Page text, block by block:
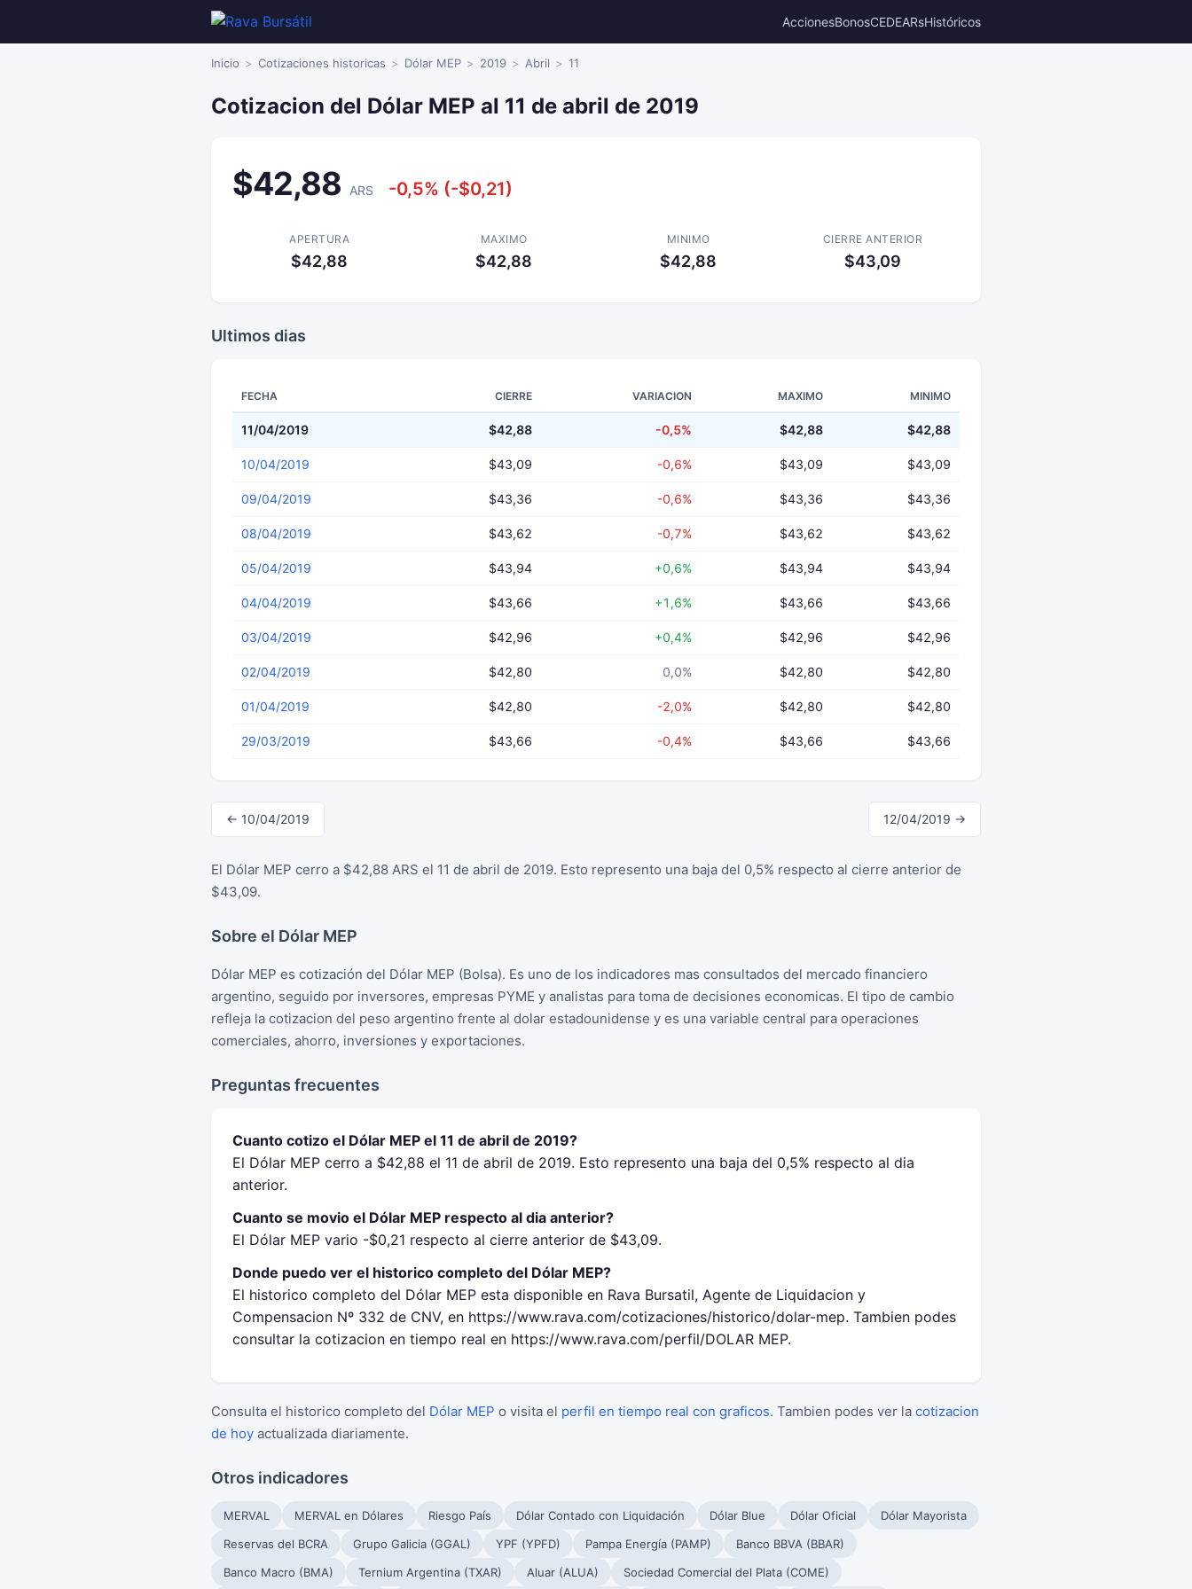
AccionesBonosCEDEARsHistóricos
Inicio Cotizaciones historicas Dólar MEP 2019 Abril 11
Cotizacion del Dólar MEP al 11 de abril de 2019
$42,88 ARS -0,5% (-$0,21)
APERTURA
$42,88
MAXIMO
$42,88
MINIMO
$42,88
CIERRE ANTERIOR
$43,09
Ultimos dias
FECHA CIERRE VARIACION MAXIMO MINIMO
11/04/2019 $42,88 -0,5% $42,88 $42,88
10/04/2019 $43,09 -0,6% $43,09 $43,09
09/04/2019 $43,36 -0,6% $43,36 $43,36
08/04/2019 $43,62 -0,7% $43,62 $43,62
05/04/2019 $43,94 +0,6% $43,94 $43,94
04/04/2019 $43,66 +1,6% $43,66 $43,66
03/04/2019 $42,96 +0,4% $42,96 $42,96
02/04/2019 $42,80 0,0% $42,80 $42,80
01/04/2019 $42,80 -2,0% $42,80 $42,80
29/03/2019 $43,66 -0,4% $43,66 $43,66
← 10/04/2019 12/04/2019 →
El Dólar MEP cerro a $42,88 ARS el 11 de abril de 2019. Esto represento una baja del 0,5% respecto al cierre anterior de
$43,09.
Sobre el Dólar MEP
Dólar MEP es cotización del Dólar MEP (Bolsa). Es uno de los indicadores mas consultados del mercado financiero
argentino, seguido por inversores, empresas PYME y analistas para toma de decisiones economicas. El tipo de cambio
refleja la cotizacion del peso argentino frente al dolar estadounidense y es una variable central para operaciones
comerciales, ahorro, inversiones y exportaciones.
Preguntas frecuentes
Cuanto cotizo el Dólar MEP el 11 de abril de 2019?
El Dólar MEP cerro a $42,88 el 11 de abril de 2019. Esto represento una baja del 0,5% respecto al dia
anterior.
Cuanto se movio el Dólar MEP respecto al dia anterior?
El Dólar MEP vario -$0,21 respecto al cierre anterior de $43,09.
Donde puedo ver el historico completo del Dólar MEP?
El historico completo del Dólar MEP esta disponible en Rava Bursatil, Agente de Liquidacion y
Compensacion Nº 332 de CNV, en https://www.rava.com/cotizaciones/historico/dolar-mep. Tambien podes
consultar la cotizacion en tiempo real en https://www.rava.com/perfil/DOLAR MEP.
Consulta el historico completo del Dólar MEP o visita el perfil en tiempo real con graficos. Tambien podes ver la cotizacion
de hoy actualizada diariamente.
Otros indicadores
MERVAL MERVAL en Dólares Riesgo País Dólar Contado con Liquidación Dólar Blue Dólar Oficial
Dólar Mayorista
Reservas del BCRA
Grupo Galicia (GGAL) YPF (YPFD) Pampa Energía (PAMP)
Banco BBVA (BBAR)
Banco Macro (BMA)
Ternium Argentina (TXAR) Aluar (ALUA) Sociedad Comercial del Plata (COME)